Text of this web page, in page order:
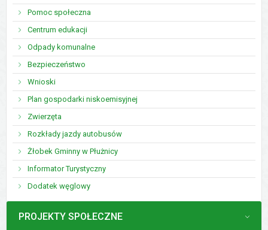
Pomoc społeczna
Centrum edukacji
Odpady komunalne
Bezpieczeństwo
Wnioski
Plan gospodarki niskoemisyjnej
Zwierzęta
Rozkłady jazdy autobusów
Żłobek Gminny w Płużnicy
Informator Turystyczny
Dodatek węglowy
MENU
PROJEKTY SPOŁECZNE